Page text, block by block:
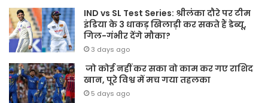
IND vs SL Test Series: श्रीलंका दौरे पर टीम
इंडिया के 3 धाकड़ खिलाड़ी कर सकते हैं डेब्यू,
गिल-गंभीर देंगे मौका?
3 days ago
जो कोई नहीं कर सका वो काम कर गए राशिद
खान, पूरे विश्व में मच गया तहलका
5 days ago